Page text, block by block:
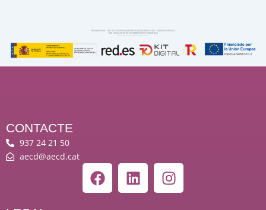
CONTACTE
937 24 21 50
aecd@aecd.cat
F
a
L
i
I
n